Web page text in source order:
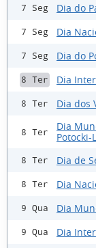
7 Seg Dia do
7 Seg Dia
7 Seg Dia do
8 Ter Dia
8 Ter Dia dos
8 Ter
Dia
Potocki-
8 Ter Dia de
8 Ter Dia
9 Qua Dia
9 Qua Dia